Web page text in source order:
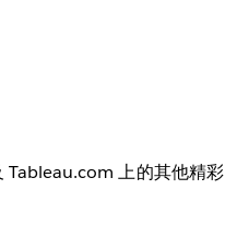
Tableau.com 上的其他精彩